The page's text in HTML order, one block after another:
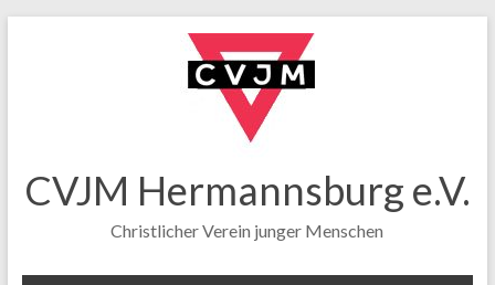
CVJM Hermannsburg e.V.
Christlicher Verein junger Menschen